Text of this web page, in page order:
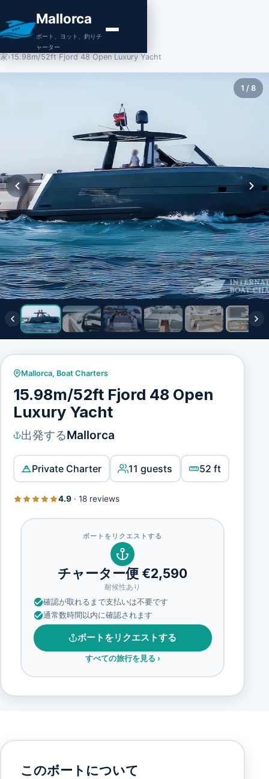
Mallorca
ボート、ヨット、釣りチ
ャーター
家›15.98m/52ft Fjord 48 Open Luxury Yacht
1 /8
Mallorca, Boat Charters
15.98m/52ft Fjord 48 Open
Luxury Yacht
出発するMallorca
Private Charter 11 guests 52 ft
4.9· 18 reviews
ボートをリクエストする
チャーター便 €2,590
耐候性あり
確認が取れるまで支払いは不要です
通常数時間以内に確認されます
ボートをリクエストする
すべての旅行を見る ›
このボートについて